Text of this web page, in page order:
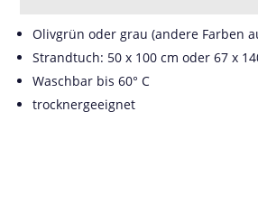
Olivgrün oder grau (andere Farben
Strandtuch: 50 x 100 cm oder 67 x
Waschbar bis 60° C
trocknergeeignet